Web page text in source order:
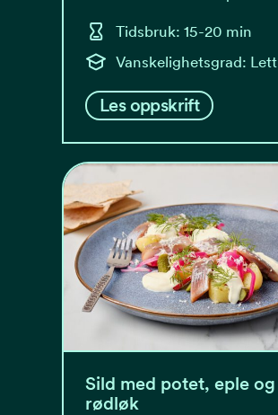
Tidsbruk: 15-20 min
Vanskelighetsgrad: Lett
Les oppskrift
Sild med potet, eple og
rødløk